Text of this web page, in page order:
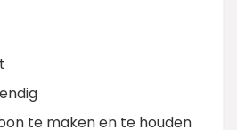
te maken en te houden